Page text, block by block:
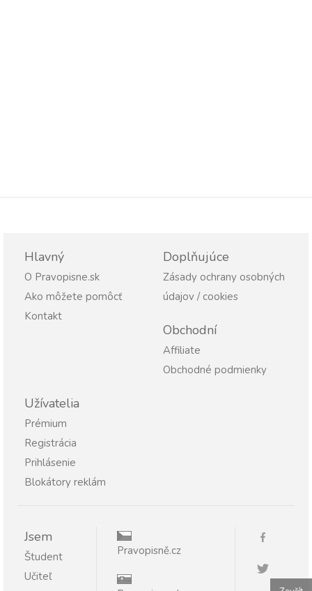
Hlavný
O Pravopisne.sk
Ako môžete pomôcť
Kontakt
Doplňujúce
Zásady ochrany osobných
údajov / cookies
Obchodní
Affiliate
Obchodné podmienky
Užívatelia
Prémium
Registrácia
Prihlásenie
Blokátory reklám
Jsem
Študent
Učiteľ
Pravopisně.cz